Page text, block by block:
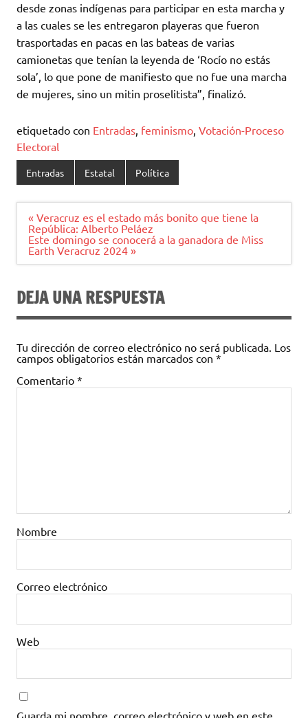
desde zonas indígenas para participar en esta marcha y
a las cuales se les entregaron playeras que fueron
trasportadas en pacas en las bateas de varias
camionetas que tenían la leyenda de ‘Rocío no estás
sola’, lo que pone de manifiesto que no fue una marcha
de mujeres, sino un mitin proselitista”, finalizó.
etiquetado con Entradas, feminismo, Votación-Proceso
Electoral
Entradas Estatal Política
Navegación
de
entradas
« Veracruz es el estado más bonito que tiene la
República: Alberto Peláez
Este domingo se conocerá a la ganadora de Miss
Earth Veracruz 2024 »
DEJA UNA RESPUESTA
Tu dirección de correo electrónico no será publicada. Los
campos obligatorios están marcados con *
Comentario *
Nombre
Correo electrónico
Web
Guarda mi nombre, correo electrónico y web en este